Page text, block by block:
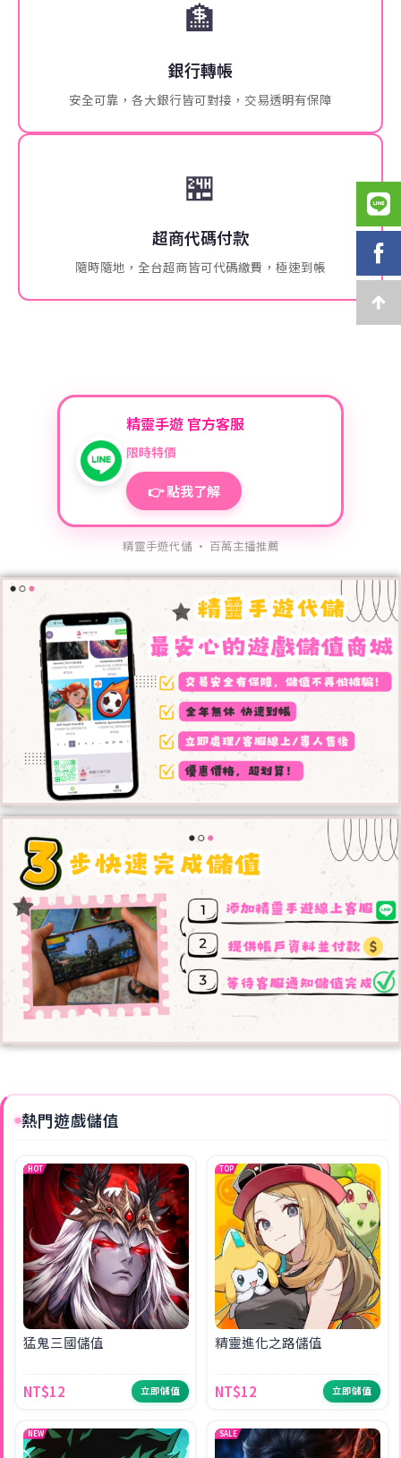
🏦
銀行轉帳
安全可靠，各大銀行皆可對接，交易透明有保障
🏪
超商代碼付款
隨時隨地，全台超商皆可代碼繳費，極速到帳
精靈手遊 官方客服
限時特價
👉 點我了解
精靈手遊代儲 · 百萬主播推薦
熱門遊戲儲值
HOT
猛鬼三國儲值
NT$12 立即儲值
TOP
精靈進化之路儲值
NT$12 立即儲值
NEW SALE